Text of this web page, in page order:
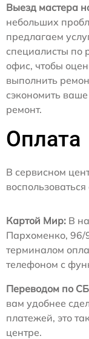
Выезд мастера
небольших
предлагаем
специалисты по
офис, чтобы
выполнить
сэкономить
ремонт.
Оплата
В сервисном
Картой Мир: В
Пархоменко, 96/
терминалом
телефоном с
Переводом по
вам удобнее
платежей, это
центре.